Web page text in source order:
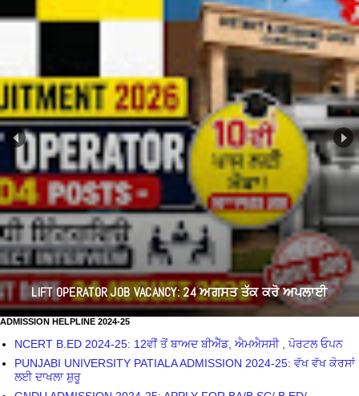
LIFT OPERATOR JOB VACANCY: 24 ਅਗਸਤ ਤੱਕ ਕਰੋ ਅਪਲਾਈ
ADMISSION HELPLINE 2024-25
NCERT B.ED 2024-25: 12ਵੀਂ ਤੋਂ ਬਾਅਦ ਬੀਐੱਡ, ਐਮਐਸਸੀ , ਪੋਰਟਲ ਓਪਨ
PUNJABI UNIVERSITY PATIALA ADMISSION 2024-25: ਵੱਖ ਵੱਖ ਕੋਰਸਾਂ
ਲਈ ਦਾਖਲਾ ਸ਼ੁਰੂ